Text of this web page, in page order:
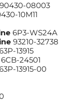
90430-08003
10M11
6P3-WS24A
93210-32738
13915
6CB-24501
13915-00